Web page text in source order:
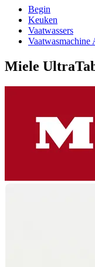
Begin
Keuken
Vaatwassers
Vaatwasmachine
Miele